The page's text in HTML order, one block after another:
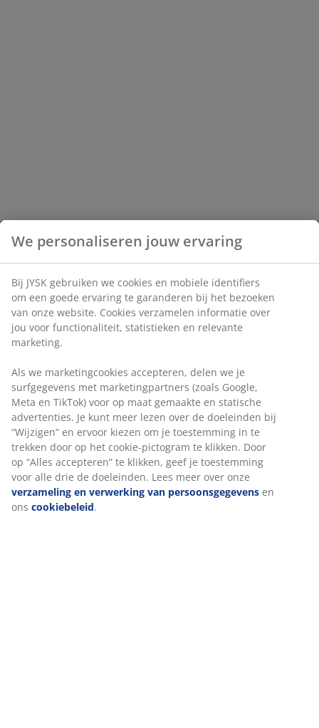
We personaliseren jouw ervaring
Bij JYSK gebruiken we cookies en mobiele identifiers
om een goede ervaring te garanderen bij het bezoeken
van onze website. Cookies verzamelen informatie over
jou voor functionaliteit, statistieken en relevante
marketing.
Als we marketingcookies accepteren, delen we je
surfgegevens met marketingpartners (zoals Google,
Meta en TikTok) voor op maat gemaakte en statische
advertenties. Je kunt meer lezen over de doeleinden bij
“Wijzigen” en ervoor kiezen om je toestemming in te
trekken door op het cookie-pictogram te klikken. Door
op “Alles accepteren” te klikken, geef je toestemming
voor alle drie de doeleinden. Lees meer over onze
verzameling en verwerking van persoonsgegevens en
ons cookiebeleid.